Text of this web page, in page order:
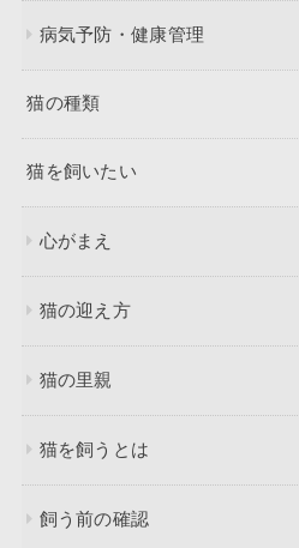
病気予防・健康管理
猫の種類
猫を飼いたい
心がまえ
猫の迎え方
猫の里親
猫を飼うとは
飼う前の確認